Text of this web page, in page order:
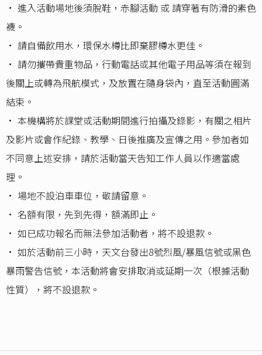
•⁠ 進入活動場地後須脫鞋，赤腳活動 或 請穿著有防滑的素色
襪。
•⁠ 請自備飲用水，環保水樽比即棄膠樽水更佳。
•⁠ 請勿攜帶貴重物品，行動電話或其他電子用品等須在報到
後關上或轉為飛航模式，及放置在隨身袋內，直至活動圓滿
結束。
•⁠ 本機構將於課堂或活動期間進行拍攝及錄影，有關之相片
及影片或會作紀錄、教學、日後推廣及宣傳之用。參加者如
不同意上述安排，請於活動當天告知工作人員以作適當處
理。
•⁠ 場地不設泊車車位，敬請留意。
•⁠ 名額有限，先到先得，額滿即止。
•⁠ 如已成功報名而無法參加活動者，將不設退款。
•⁠ 如於活動前三小時，天文台發出8號烈風/暴風信號或黑色
暴雨警告信號，本活動將會安排取消或延期一次（根據活動
性質），將不設退款。